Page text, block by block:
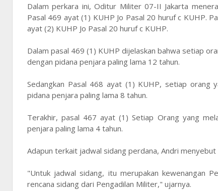
Dalam perkara ini, Oditur Militer 07-II Jakarta
Pasal 469 ayat (1) KUHP Jo Pasal 20 huruf c KUHP.
ayat (2) KUHP Jo Pasal 20 huruf c KUHP.
Dalam pasal 469 (1) KUHP dijelaskan bahwa setiap
dengan pidana penjara paling lama 12 tahun.
Sedangkan Pasal 468 ayat (1) KUHP, setiap orang
pidana penjara paling lama 8 tahun.
Terakhir, pasal 467 ayat (1) Setiap Orang yang
penjara paling lama 4 tahun.
Adapun terkait jadwal sidang perdana, Andri
"Untuk jadwal sidang, itu merupakan kewenangan
rencana sidang dari Pengadilan Militer," ujarnya.